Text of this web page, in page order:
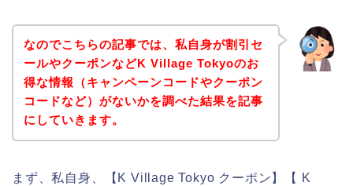
なのでこちらの記事では、私自身が割引セ
ールやクーポンなどK Village Tokyoのお
得な情報（キャンペーンコードやクーポン
コードなど）がないかを調べた結果を記事
にしていきます。
まず、私自身、【K Village Tokyo クーポン】【 K